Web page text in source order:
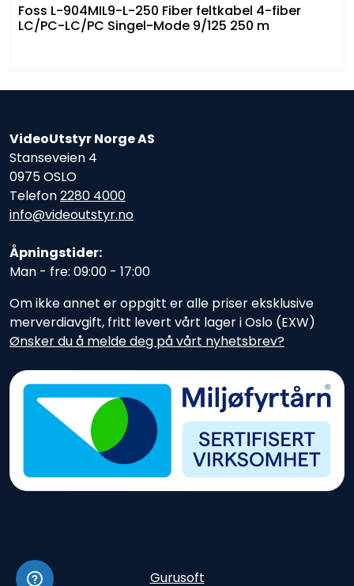
Foss L-904MIL9-L-250 Fiber feltkabel 4-fiber
LC/PC-LC/PC Singel-Mode 9/125 250 m
VideoUtstyr Norge AS
Stanseveien 4
0975 OSLO
Telefon2280 4000
info@videoutstyr.no
Åpningstider:
Man - fre: 09:00 - 17:00
Om ikke annet er oppgitt er alle priser eksklusive
merverdiavgift, fritt levert vårt lager i Oslo (EXW)
Ønsker du å melde deg på vårt nyhetsbrev?
Gurusoft